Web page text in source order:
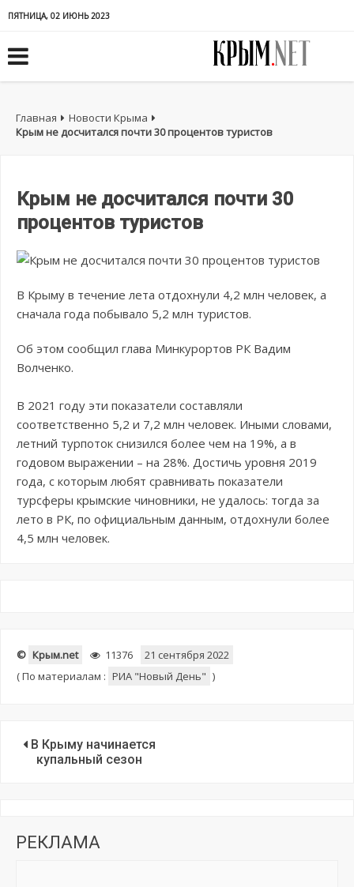
ПЯТНИЦА, 02 ИЮНЬ 2023
Главная
Новости Крыма
Крым не досчитался почти 30 процентов туристов
Крым не досчитался почти 30
процентов туристов
В Крыму в течение лета отдохнули 4,2 млн человек, а
сначала года побывало 5,2 млн туристов.
Об этом сообщил глава Минкурортов РК Вадим
Волченко.
В 2021 году эти показатели составляли
соответственно 5,2 и 7,2 млн человек. Иными словами,
летний турпоток снизился более чем на 19%, а в
годовом выражении – на 28%. Достичь уровня 2019
года, с которым любят сравнивать показатели
турсферы крымские чиновники, не удалось: тогда за
лето в РК, по официальным данным, отдохнули более
4,5 млн человек.
© Крым.net 11376
21 сентября 2022
(По материалам : РИА "Новый День" )
В Крыму начинается
купальный сезон
РЕКЛАМА